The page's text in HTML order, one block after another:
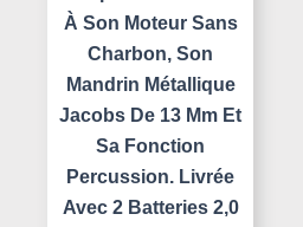
À Son Moteur Sans
Charbon, Son
Mandrin Métallique
Jacobs De 13 Mm Et
Sa Fonction
Percussion. Livrée
Avec 2 Batteries 2,0